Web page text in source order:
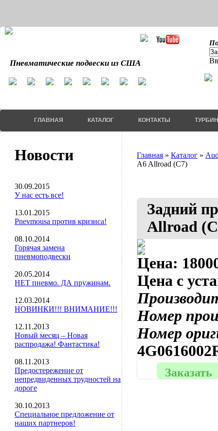
Пневматические подвески из США
ГЛАВНАЯ КАТАЛОГ КОНТАКТЫ
Новости
30.09.2015
У нас есть все!
13.01.2015
Pnevmousa против кризиса!
08.10.2014
Горячая замена
пневмоподвески
20.05.2014
НЕТ пневмо. ДА пружинам.
12.03.2014
НОВИНКИ!!! ВНИМАНИЕ!!!
12.11.2013
Новый месяц – Новая
распродажа! Фантастика!
08.11.2013
Предостережение от
непредвиденных трудностей на
дороге
30.10.2013
Специальное предложение от
наших партнеров!
Главная » Каталог »
A6 Allroad (C7)
Задний
Allroad
Цена:
Цена с
Номер
Номер
Заказать